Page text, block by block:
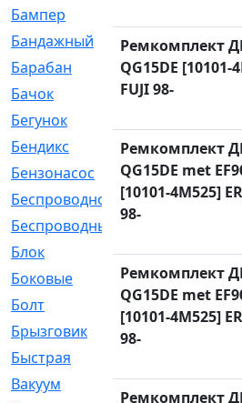
Бампер
Бандажный
[6]
Барабан
[5]
Бачок
[40]
Бегунок
Бендикс
[26]
Бензонасос
[17]
Беспроводное
[2]
Беспроводные
Блок
[81]
Боковые
[4]
Болт
[247]
Брызговик
Быстрая
Вакуум
[23]
Ремкомплект
QG15DE [10101-
FUJI 98-
Ремкомплект
QG15DE met
[10101-4M525]
98-
Ремкомплект
QG15DE met
[10101-4M525]
98-
Ремкомплект